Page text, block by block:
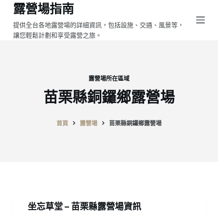
跳
至
主
露營場指南
提供全台各地露營場的詳細資訊，包括設施、交通、風景等，
讓您輕鬆計劃和享受露營之旅。
露營場所在區域
苗栗縣銅鑼鄉露營場
首頁 露營場 苗栗縣銅鑼鄉露營場
坐忘草堂 – 苗栗縣露營場資訊